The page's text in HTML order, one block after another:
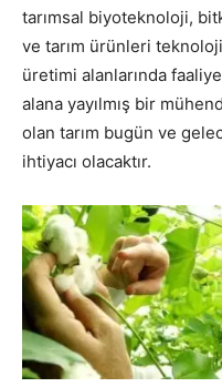
tarımsal biyoteknoloji,
ve tarım ürünleri
üretimi alanlarında
alana yayılmış bir
olan tarım bugün ve
ihtiyacı olacaktır.